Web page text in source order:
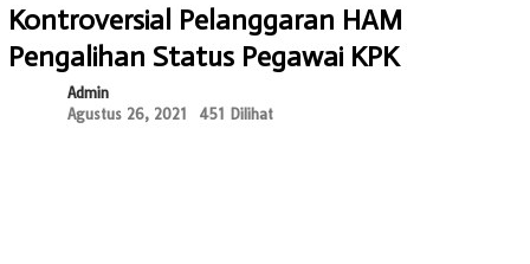
Kontroversial Pelanggaran HAM
Pengalihan Status Pegawai KPK
Admin
Agustus 26, 2021
451 Dilihat